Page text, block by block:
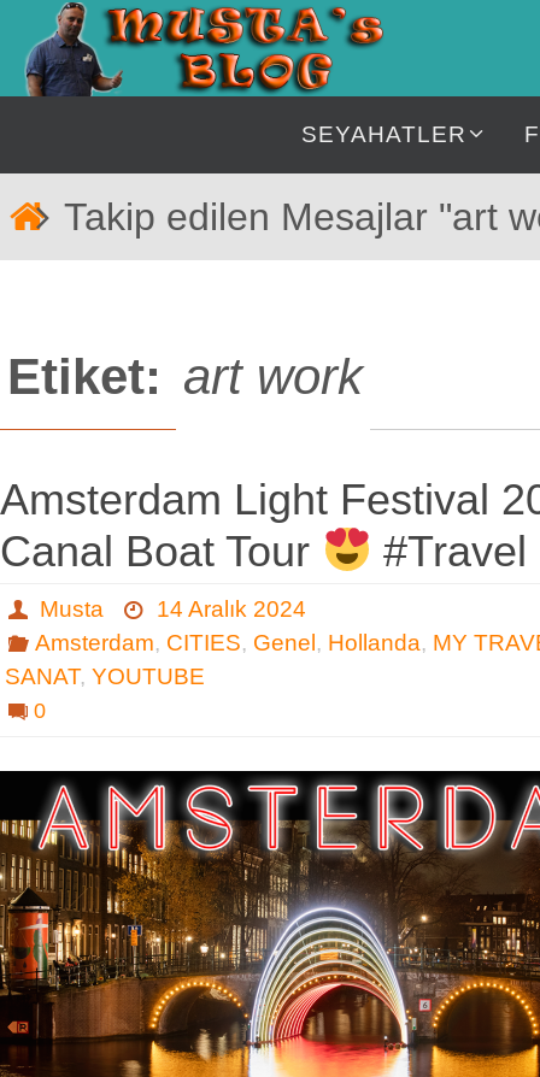
İçeriğe
geç
SEYAHATLER
Takip edilen Mesajlar "art
Etiket: art work
Amsterdam Light Festival
Canal Boat Tour
#Travel
Musta
14 Aralık 2024
Amsterdam, CITIES, Genel , Hollanda, MY
SANAT, YOUTUBE
0